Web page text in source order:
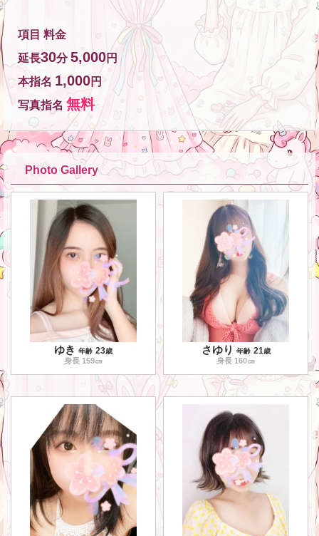
項目 料金
延長30分5,000円
本指名 1,000円
写真指名 無料
Photo Gallery
ゆき 年齢 23歳
身長 159㎝
さゆり 年齢 21歳
身長 160㎝